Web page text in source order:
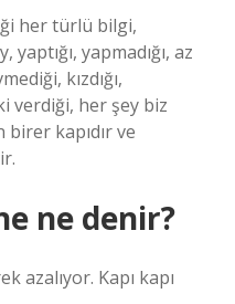
her türlü bilgi,
yaptığı, yapmadığı, az
kızdığı,
verdiği, her şey biz
kapıdır ve
ne denir?
azalıyor. Kapı kapı